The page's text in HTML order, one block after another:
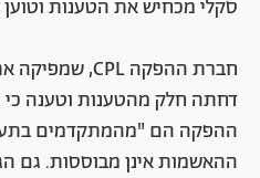
סקלי מכחיש את הטענות
דחתה חלק מהטענות וטענה כי
ההפקה הם "מהמתקדמים
ההאשמות אינן מבוססות. גם